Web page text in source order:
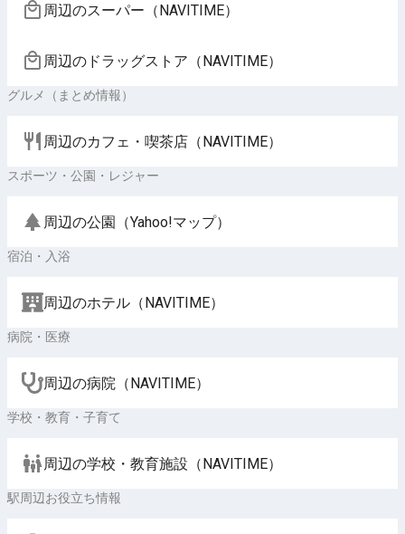
周辺のスーパー（NAVITIME）
周辺のドラッグストア（NAVITIME）
グルメ（まとめ情報）
周辺のカフェ・喫茶店（NAVITIME）
スポーツ・公園・レジャー
周辺の公園（Yahoo!マップ）
宿泊・入浴
周辺のホテル（NAVITIME）
病院・医療
周辺の病院（NAVITIME）
学校・教育・子育て
周辺の学校・教育施設（NAVITIME）
駅周辺お役立ち情報